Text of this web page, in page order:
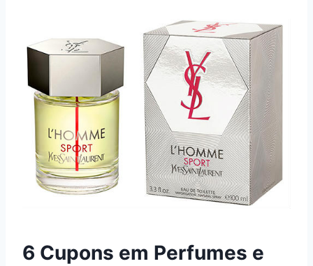
6 Cupons em Perfumes e